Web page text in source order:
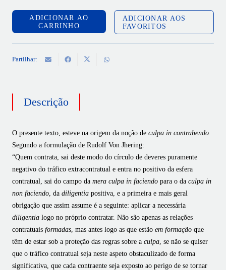
original
era:
14,90 €.
atual
é:
13,41 €.
ADICIONAR AO
CARRINHO
ADICIONAR AOS
FAVORITOS
Partilhar:
Descrição
O presente texto, esteve na origem da noção de culpa in contrahendo
Segundo a formulação de Rudolf Von Jhering:
“Quem contrata, sai deste modo do círculo de deveres puramente
negativo do tráfico extracontratual e entra no positivo da esfera
contratual, sai do campo da mera culpa in faciendo para o da culpa in
non faciendo , da diligentia positiva, e a primeira e mais geral
obrigação que assim assume é a seguinte: aplicar a necessária
diligentia logo no próprio contratar. Não são apenas as relações
contratuais formadas , mas antes logo as que estão em formação que
têm de estar sob a proteção das regras sobre a culpa , se não se quiser
que o tráfico contratual seja neste aspeto obstaculizado de forma
significativa, que cada contraente seja exposto ao perigo de se tornar